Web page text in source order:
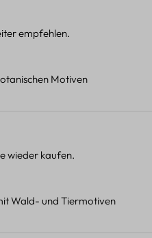
empfehlen.
Motiven
wieder kaufen.
Wald- und Tiermotiven